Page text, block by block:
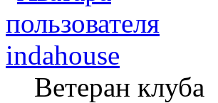
indahouse
Ветеран клуба